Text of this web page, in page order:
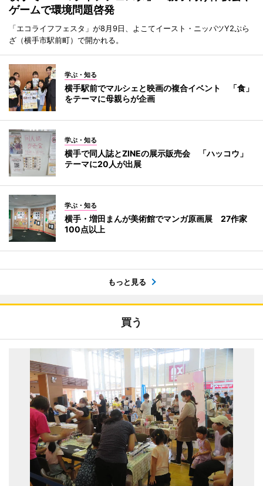
ゲームで環境問題啓発
「エコライフフェスタ」が8月9日、よこてイースト・ニッパツY2ぷら
ざ（横手市駅前町）で開かれる。
学ぶ・知る
横手駅前でマルシェと映画の複合イベント 「食」
をテーマに母親らが企画
学ぶ・知る
横手で同人誌とZINEの展示販売会 「ハッコウ」
テーマに20人が出展
学ぶ・知る
横手・増田まんが美術館でマンガ原画展 27作家
100点以上
もっと見る
買う